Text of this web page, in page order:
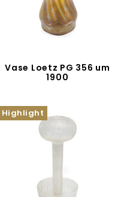
Vase Loetz PG 356 um
1900
Highlight